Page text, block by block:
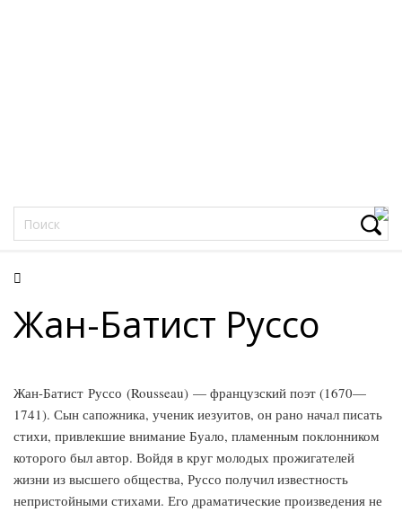
Жан-Батист Руссо
Жан-Батист Руссо (Rousseau) — французский поэт (1670—
1741). Сын сапожника, ученик иезуитов, он рано начал писать
стихи, привлекшие внимание Буало, пламенным поклонником
которого был автор. Войдя в круг молодых прожигателей
жизни из высшего общества, Руссо получил известность
непристойными стихами. Его драматические произведения не